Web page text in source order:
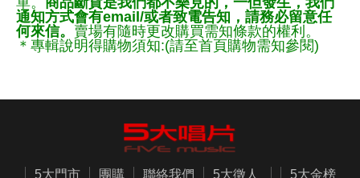
通知方式會有email/或者致電告知，請務必留意任
何來信。 賣場有隨時更改購買需知條款的權利。
＊專輯說明得購物須知:(請至首頁購物需知參閱)
5大門市 團購 聯絡我們 5大徵人 5大金榜